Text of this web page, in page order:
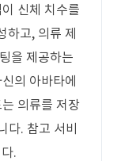
신체 치수를
하고, 의류 제
을 제공하는
의 아바타에
의류를 저장
다. 참고 서비
.